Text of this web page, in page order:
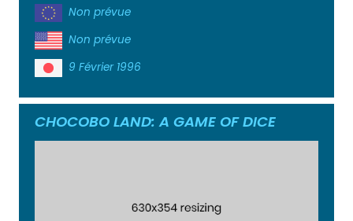
Non prévue
Non prévue
9 Février 1996
CHOCOBO LAND: A GAME OF DICE